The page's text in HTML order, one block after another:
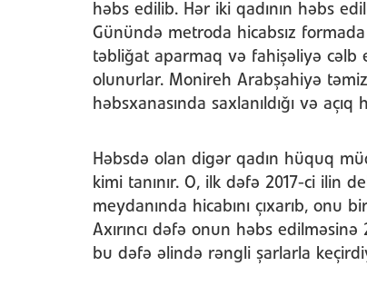
həbs edilib. Hər iki qadının həbs
Günündə metroda hicabsız
təbliğat aparmaq və fahişəliyə
olunurlar. Monireh Arabşahiyə
həbsxanasında saxlanıldığı və
Həbsdə olan digər qadın hüquq
kimi tanınır. O, ilk dəfə 2017-ci ilin
meydanında hicabını çıxarıb,
Axırıncı dəfə onun həbs
bu dəfə əlində rəngli şarlarla